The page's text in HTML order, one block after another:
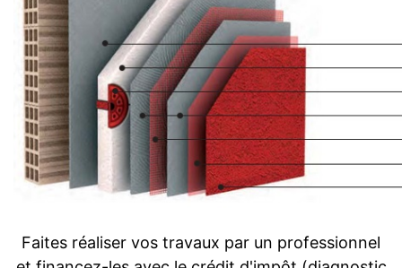
Faites réaliser vos travaux par un professionnel